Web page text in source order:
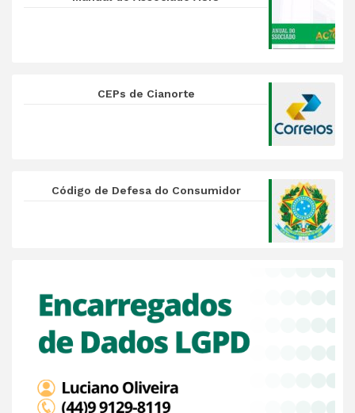
CEPs de Cianorte
Código de Defesa do Consumidor